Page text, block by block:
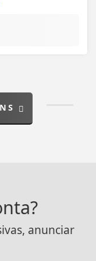
anunciar